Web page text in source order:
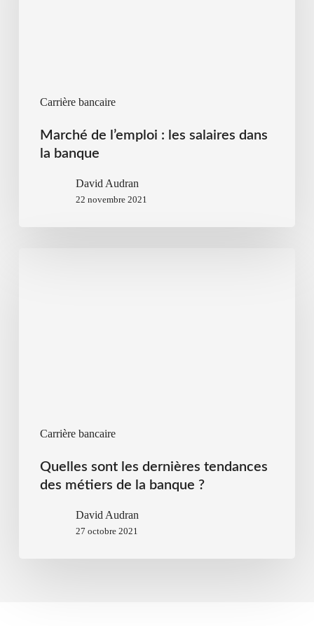
Carrière bancaire
Marché de l’emploi : les salaires dans
la banque
David Audran
22 novembre 2021
Carrière bancaire
Quelles sont les dernières tendances
des métiers de la banque ?
David Audran
27 octobre 2021